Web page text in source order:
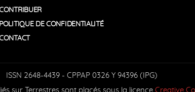
POLITIQUE DE CONFIDENTIALITÉ
ISSN 2648-4439 - CPPAP 0326 Y 94396 (IPG)
sur Terrestres sont placés sous la licence Creative